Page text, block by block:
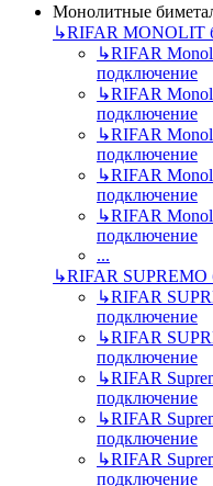
Монолитные
↳RIFAR MONOLIT
↳RIFAR
подключение
↳RIFAR
подключение
↳RIFAR
подключение
↳RIFAR
подключение
↳RIFAR
подключение
...
↳RIFAR SUPREMO
↳RIFAR
подключение
↳RIFAR
подключение
↳RIFAR
подключение
↳RIFAR
подключение
↳RIFAR
подключение